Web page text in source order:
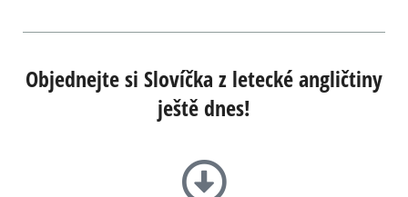
Objednejte si Slovíčka z letecké angličtiny
ještě dnes!